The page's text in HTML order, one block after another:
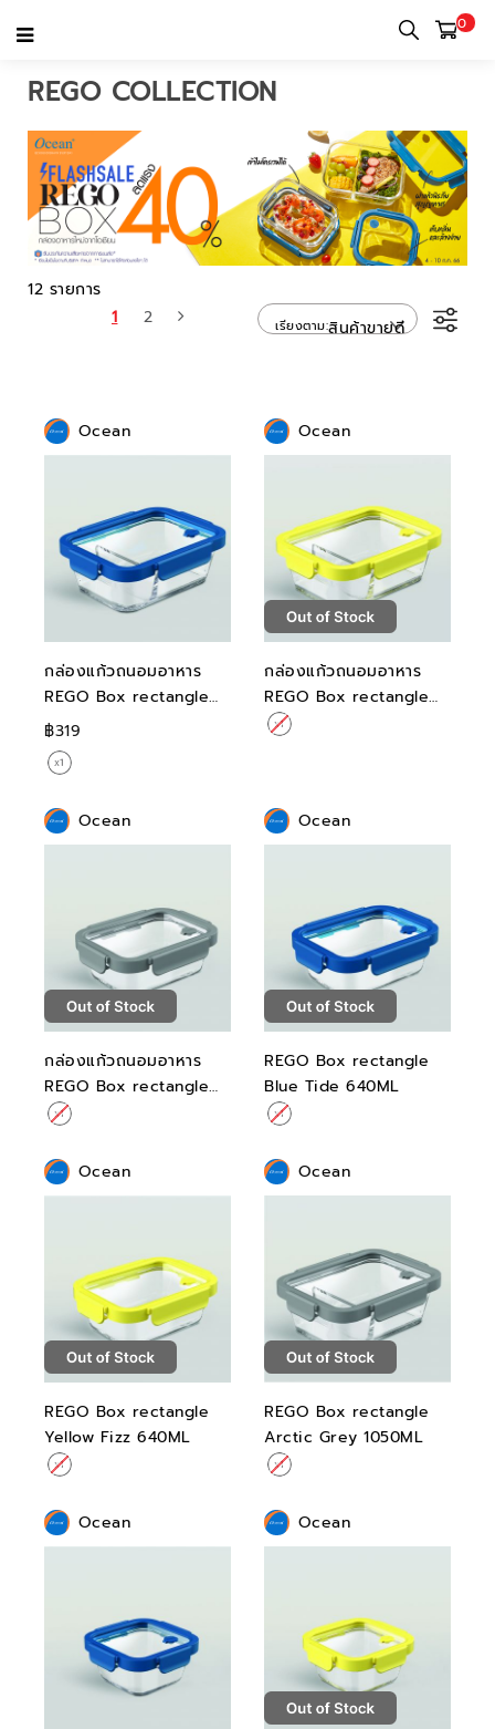
0
หน้าแรก
REGO COLLECTION
12 รายการ
1
2 เรียงตาม สินค้าขายดี
Ocean
กล่องแก้วถนอมอาหาร
REGO Box rectangle
Blue Tide 1050ML
฿319
Ocean
กล่องแก้วถนอมอาหาร
REGO Box rectangle
Yellow Fizz 1050ML
Ocean
กล่องแก้วถนอมอาหาร
REGO Box rectangle
Arctic Grey 640ML
Ocean
REGO Box rectangle
Blue Tide 640ML
Ocean
REGO Box rectangle
Yellow Fizz 640ML
Ocean
REGO Box rectangle
Arctic Grey 1050ML
Ocean Ocean